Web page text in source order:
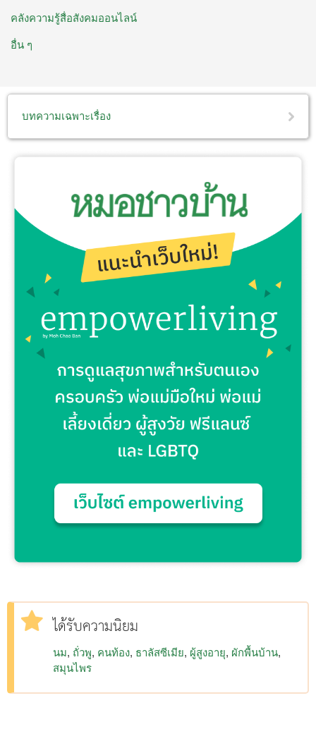
คลังความรู้สื่อสังคมออนไลน์
อื่น ๆ
บทความเฉพาะเรื่อง
ได้รับความนิยม
นม ถั่วพู คนท้อง ธาลัสซีเมีย ผู้สูงอายุ ผักพื้นบ้าน
สมุนไพร